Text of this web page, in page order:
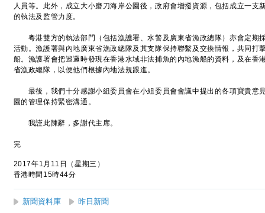
人員等。此外，成立大小磨刀海岸公園後，政府會增撥資源，包括成立一支
的執法及監管力度。
粵港雙方的執法部門（包括漁護署、水警及廣東省漁政總隊）亦會定期
活動。漁護署與內地廣東省漁政總隊及其支隊保持聯繫及交換情報，共同打
船。漁護署會把巡邏時發現在香港水域非法捕魚的內地漁船的資料，及在香
省漁政總隊，以便他們根據內地法規跟進。
最後，我們十分感謝小組委員會在小組委員會會議中提出的各項寶貴意
園的管理保持緊密溝通。
我謹此陳辭，多謝代主席。
完
2017年1月11日（星期三）
香港時間15時44分
新聞資料庫
昨日新聞